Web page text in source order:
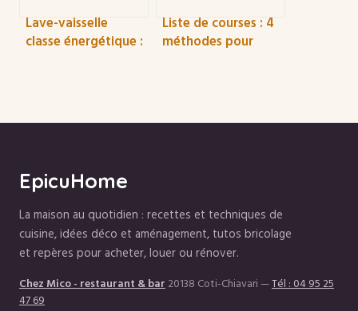
Lave-vaisselle
classe énergétique :
Liste de courses : 4
méthodes pour
EpicuHome
La maison au quotidien : recettes et techniques de
cuisine, idées déco et aménagement, tutos bricolage
et repères pour acheter, louer ou rénover.
Chez Mico - restaurant & bar20138 Coti-Chiavari—Tél : 04 95 25
47 69